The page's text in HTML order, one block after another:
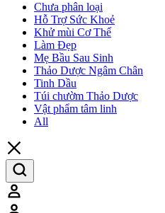
Chưa phân loại
Hỗ Trợ Sức Khoẻ
Khử mùi Cơ Thể
Làm Đẹp
Mẹ Bầu Sau Sinh
Thảo Dược Ngâm Chân
Tinh Dầu
Túi chườm Thảo Dược
Vật phẩm tâm linh
All